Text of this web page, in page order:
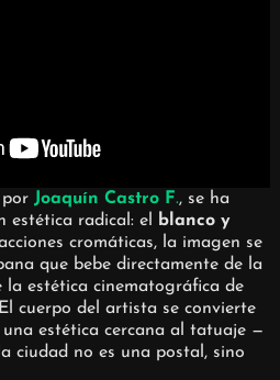
Joaquín Castro F., se ha
estética radical: el
blanco y
cromáticas, la imagen se
que bebe directamente de la
la estética cinematográfica de
cuerpo del artista se convierte
estética cercana al tatuaje —
ciudad no es una postal, sino